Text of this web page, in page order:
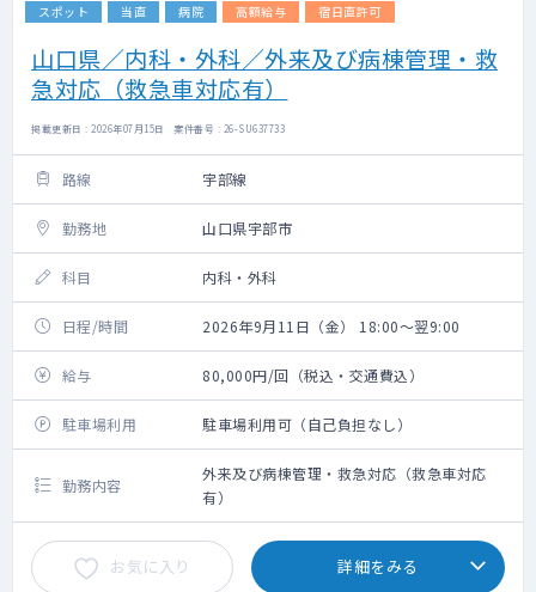
スポット 当直 病院 高額給与 宿日直許可
山口県／内科・外科／外来及び病棟管理・救
急対応（救急車対応有）
掲載更新日 : 2026年07月15日 案件番号 : 26-SU637733
路線 宇部線
勤務地 山口県宇部市
科目 内科・外科
日程/時間 2026年9月11日（金） 18:00～翌9:00
給与 80,000円/回（税込・交通費込）
駐車場利用 駐車場利用可（自己負担なし）
勤務内容
外来及び病棟管理・救急対応（救急車対応
有）
お気に入り 詳細をみる